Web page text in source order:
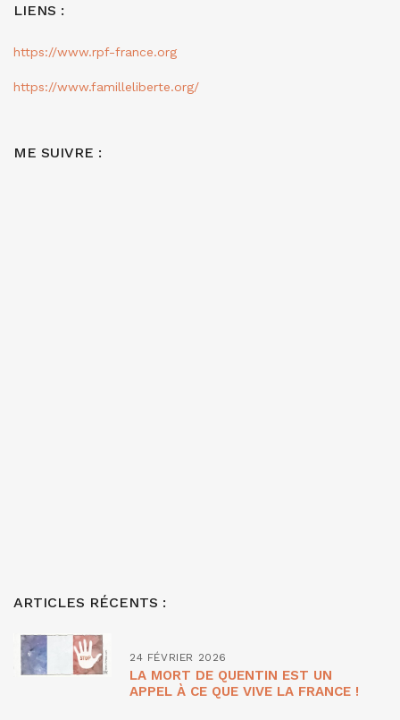
LIENS :
https://www.rpf-france.org
https://www.familleliberte.org/
ME SUIVRE :
ARTICLES RÉCENTS :
24 FÉVRIER 2026
LA MORT DE QUENTIN EST UN
APPEL À CE QUE VIVE LA FRANCE !